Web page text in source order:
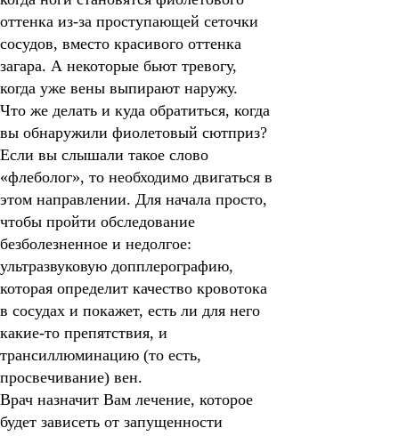
оттенка из-за проступающей сеточки
сосудов, вместо красивого оттенка
загара. А некоторые бьют тревогу,
когда уже вены выпирают наружу.
Что же делать и куда обратиться, когда
вы обнаружили фиолетовый сютприз?
Если вы слышали такое слово
«флеболог», то необходимо двигаться в
этом направлении. Для начала просто,
чтобы пройти обследование
безболезненное и недолгое:
ультразвуковую допплерографию,
которая определит качество кровотока
в сосудах и покажет, есть ли для него
какие-то препятствия, и
трансиллюминацию (то есть,
просвечивание) вен.
Врач назначит Вам лечение, которое
будет зависеть от запущенности